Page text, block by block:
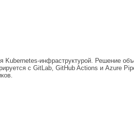
инфраструктурой. Решение
с GitLab, GitHub Actions и Azure